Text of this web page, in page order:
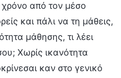
χρόνο από τον μέσο
και πάλι να τη μάθεις,
μάθησης, τι λέει
Χωρίς ικανότητα
καν στο γενικό